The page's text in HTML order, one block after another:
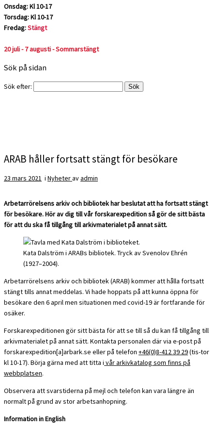
Onsdag: Kl 10-17
Torsdag: Kl 10-17
Fredag:Stängt
20 juli - 7 augusti - Sommarstängt
Sök på sidan
Sök efter:
ARAB håller fortsatt stängt för besökare
23 mars 2021 i Nyheteravadmin
Arbetarrörelsens arkiv och bibliotek har beslutat att ha fortsatt stängt
för besökare. Hör av dig till vår forskarexpedition så gör de sitt bästa
för att du ska få tillgång till arkivmaterialet på annat sätt.
Kata Dalström i ARABs bibliotek. Tryck av Svenolov Ehrén
(1927–2004).
Arbetarrörelsens arkiv och bibliotek (ARAB) kommer att hålla fortsatt
stängt tills annat meddelas. Vi hade hoppats på att kunna öppna för
besökare den 6 april men situationen med covid-19 är fortfarande för
osäker.
Forskarexpeditionen gör sitt bästa för att se till så du kan få tillgång till
arkivmaterialet på annat sätt. Kontakta personalen där via e-post på
forskarexpedition[a]arbark.se eller på telefon +46(0)8-412 39 29(tis-tor
kl 10-17). Börja gärna med att titta i vår arkivkatalog som finns på
webbplatsen.
Observera att svarstiderna på mejl och telefon kan vara längre än
normalt på grund av stor arbetsanhopning.
Information in English